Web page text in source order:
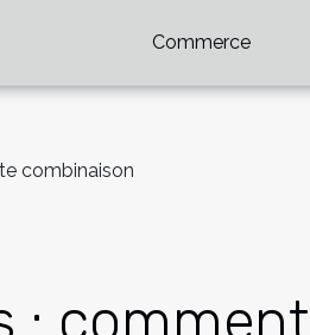
Commerce
combinaison
: